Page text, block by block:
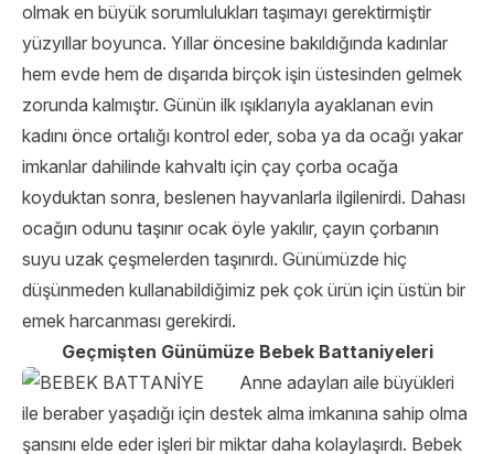
olmak en büyük sorumlulukları taşımayı gerektirmiştir
yüzyıllar boyunca. Yıllar öncesine bakıldığında kadınlar
hem evde hem de dışarıda birçok işin üstesinden gelmek
zorunda kalmıştır. Günün ilk ışıklarıyla ayaklanan evin
kadını önce ortalığı kontrol eder, soba ya da ocağı yakar
imkanlar dahilinde kahvaltı için çay çorba ocağa
koyduktan sonra, beslenen hayvanlarla ilgilenirdi. Dahası
ocağın odunu taşınır ocak öyle yakılır, çayın çorbanın
suyu uzak çeşmelerden taşınırdı. Günümüzde hiç
düşünmeden kullanabildiğimiz pek çok ürün için üstün bir
emek harcanması gerekirdi.
Geçmişten Günümüze Bebek Battaniyeleri
Anne adayları aile büyükleri
ile beraber yaşadığı için destek alma imkanına sahip olma
şansını elde eder işleri bir miktar daha kolaylaşırdı. Bebek